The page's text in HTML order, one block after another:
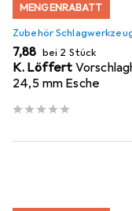
MENGENRABATT
Zubehör
EUR
7,88 bei 2 Stück
K. Löffert
24,5 mm Esche